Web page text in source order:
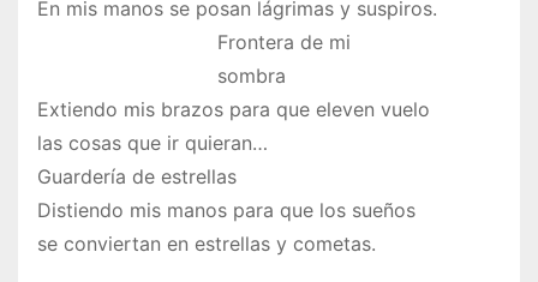
En mis manos se posan lágrimas y suspiros.
Frontera de mi
sombra
Extiendo mis brazos para que eleven vuelo
las cosas que ir quieran…
Guardería de estrellas
Distiendo mis manos para que los sueños
se conviertan en estrellas y cometas.